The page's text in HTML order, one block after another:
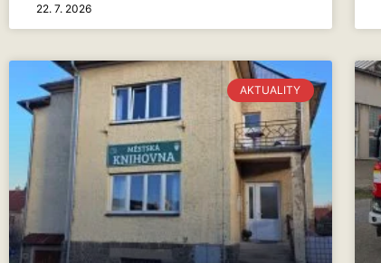
22. 7. 2026
AKTUALITY